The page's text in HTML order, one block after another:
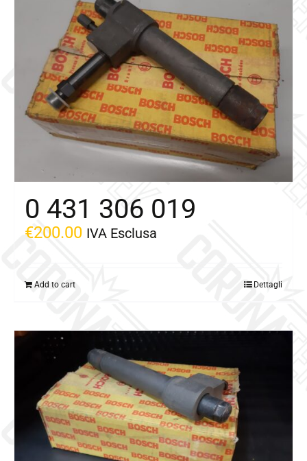
Galleria
Contatti
Blog
0 elementi
0 431 306 019
€200.00 IVA Esclusa
Add to cart Dettagli